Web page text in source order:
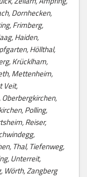
Dornhecken,
Frimberg,
Haiden,
Höllthal,
Krücklham,
Mettenheim,
Veit,
Polling,
Reiser,
Thal, Tiefenweg,
Unterreit,
Wörth, Zangberg